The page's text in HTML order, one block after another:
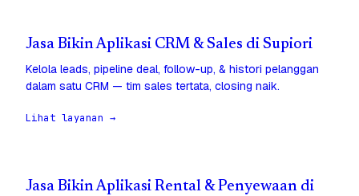
Jasa Bikin Aplikasi CRM & Sales di Supiori
Kelola leads, pipeline deal, follow-up, & histori pelanggan
dalam satu CRM — tim sales tertata, closing naik.
Lihat layanan →
Jasa Bikin Aplikasi Rental & Penyewaan di